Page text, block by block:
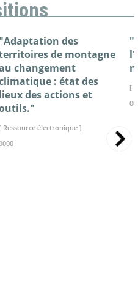
"Adaptation des
de montagne
changement
: état des
lieux des actions et
[ Ressource électronique ]
[